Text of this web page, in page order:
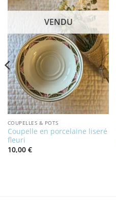
VENDU
COUPELLES & POTS
Coupelle en porcelaine liseré
fleuri
10,00 €